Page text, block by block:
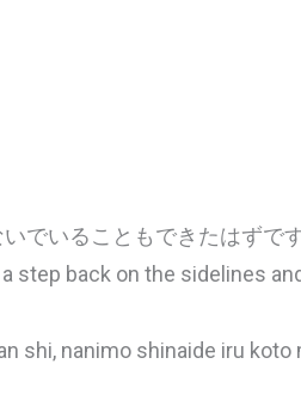
でいることもできたはずです
step back on the sidelines
shi, nanimo shinaide iru koto